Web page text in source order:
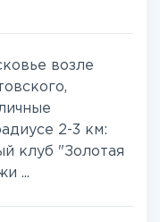
возле
2-3 км:
клуб "Золотая
...